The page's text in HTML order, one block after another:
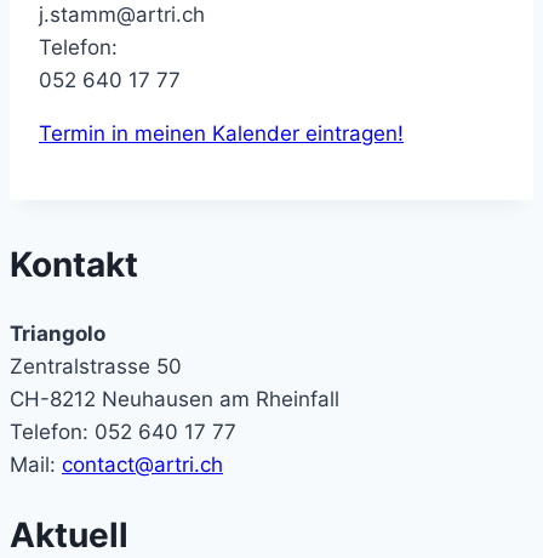
j.stamm@artri.ch
Telefon:
052 640 17 77
Termin in meinen Kalender eintragen!
Kontakt
Triangolo
Zentralstrasse 50
CH-8212 Neuhausen am Rheinfall
Telefon: 052 640 17 77
Mail: contact@artri.ch
Aktuell